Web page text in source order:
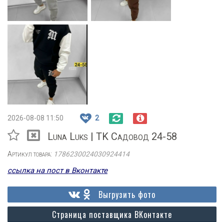
2026-08-08 11:50 2
Luna Luks | TK Садовод 24-58
Артикул товара: 1786230024030924414
ссылка на пост в Вконтакте
Страница поставщика ВКонтакте
Выгрузить фото